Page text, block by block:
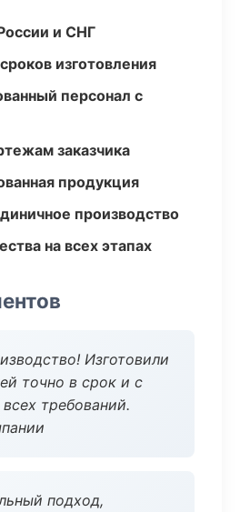
и СНГ
изготовления
персонал с
заказчика
продукция
производство
на всех этапах
Изготовили
точно в срок и с
требований.
подход,